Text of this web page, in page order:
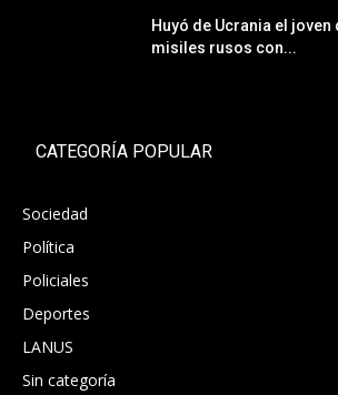
Huyó de Ucrania el
misiles rusos con...
CATEGORÍA POPULAR
Sociedad
Política
Policiales
Deportes
LANUS
Sin categoría